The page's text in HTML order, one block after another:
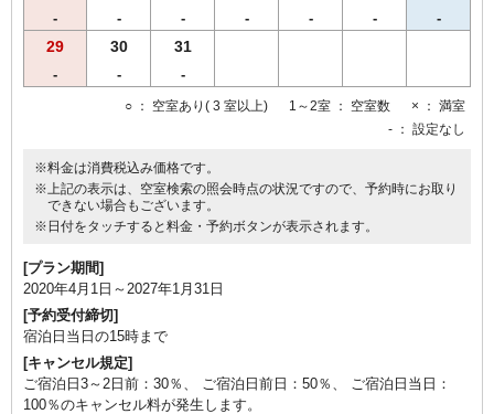
- - - - - - -
29
-
30
-
31
-
○ ： 空室あり( 3 室以上) 1～2室 ： 空室数 × ： 満室
- ： 設定なし
※料金は消費税込み価格です。
※上記の表示は、空室検索の照会時点の状況ですので、予約時にお取り
できない場合もございます。
※日付をタッチすると料金・予約ボタンが表示されます。
[プラン期間]
2020年4月1日～2027年1月31日
[予約受付締切]
宿泊日当日の15時まで
[キャンセル規定]
ご宿泊日3～2日前：30％、 ご宿泊日前日：50％、 ご宿泊日当日：
100％のキャンセル料が発生します。